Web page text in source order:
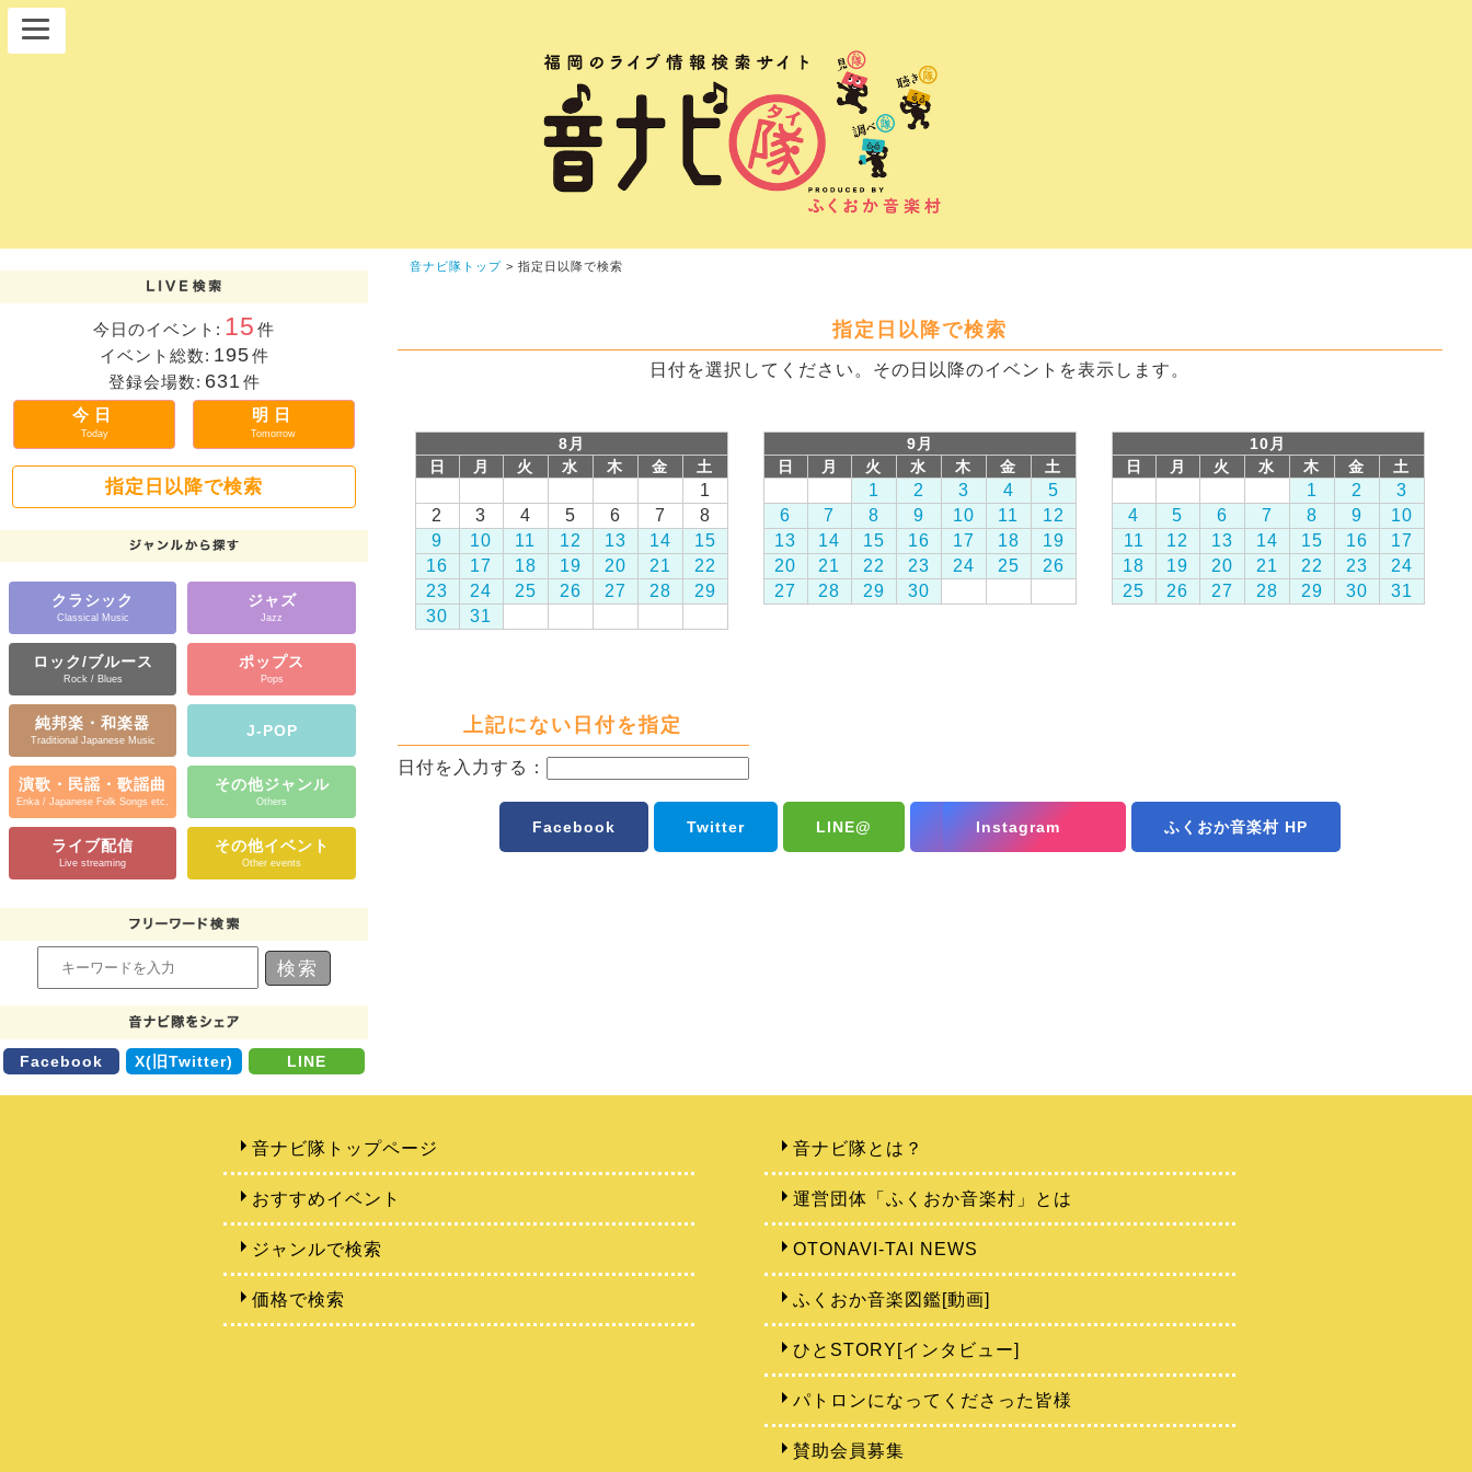
今日のイベント: 15 件
イベント総数: 195件
登録会場数: 631 件
今日
Today
明日
Tomorrow
指定日以降で検索
クラシック
Classical Music
ジャズ
Jazz
ロック/ブルース
Rock / Blues
ポップス
Pops
純邦楽・和楽器
Traditional Japanese Music
J-POP
演歌・民謡・歌謡曲
Enka / Japanese Folk Songs etc.
その他ジャンル
Others
ライブ配信
Live streaming
その他イベント
Other events
Facebook X(旧Twitter) LINE
音ナビ隊トップ > 指定日以降で検索
指定日以降で検索
日付を選択してください。その日以降のイベントを表示します。
8月
日
月 火 水 木 金 土
1
2
3 4 5 6 7
8
9
10 11 12 13 14
15
16
17 18 19 20 21
22
23
24 25 26 27 28
29
30
31
9月
日
月 火 水 木 金 土
1 2 3 4
5
6
7 8 9 10 11
12
13
14 15 16 17 18
19
20
21 22 23 24 25
26
27
28 29 30
10月
日
月 火 水 木 金 土
1 2
3
4
5 6 7 8 9
10
11
12 13 14 15 16
17
18
19 20 21 22 23
24
25
26 27 28 29 30 31
上記にない日付を指定
日付を入力する：
Facebook Twitter LINE@ Instagram ふくおか音楽村 HP
音ナビ隊トップページ
おすすめイベント
ジャンルで検索
価格で検索
音ナビ隊とは？
運営団体「ふくおか音楽村」とは
OTONAVI-TAI NEWS
ふくおか音楽図鑑[動画]
ひとSTORY[インタビュー]
パトロンになってくださった皆様
賛助会員募集